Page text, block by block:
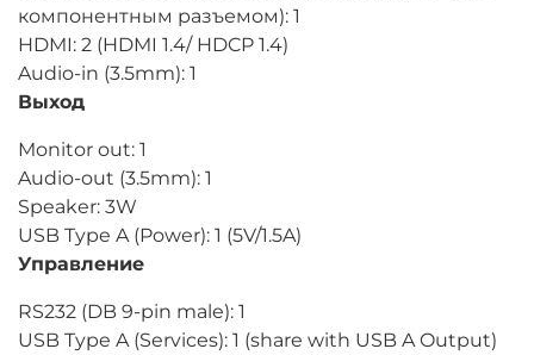
компонентным разъемом): 1
HDMI: 2 (HDMI 1.4/ HDCP 1.4)
Audio-in (3.5mm): 1
Выход
Monitor out: 1
Audio-out (3.5mm): 1
Speaker: 3W
USB Type A (Power): 1 (5V/1.5A)
Управление
RS232 (DB 9-pin male): 1
USB Type A (Services): 1 (share with USB A Output)